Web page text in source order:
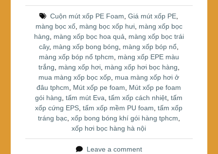
b
o
o
k
st
eCuộn mút xốp PE Foam,Giá mút xốp PE,
màng bọc xố, màng bọc xốp hưi, màng xốp bọc
hàng, màng xốp bọc hoa quả, màng xốp bọc trái
cây, màng xốp bong bóng, màng xốp bóp nổ,
màng xốp bóp nổ tphcm, màng xốp EPE màu
trắng, màng xốp hơi, màng xốp hơi bọc hàng,
mua màng xốp bọc xốp, mua màng xốp hơi ở
đâu tphcm, Mút xốp pe foam, Mút xốp pe foam
gói hàng,tấm mút Eva,tấm xốp cách nhiệt,tấm
xốp cứng EPS,tấm xốp mềm PU foam,tấm xốp
tráng bạc, xốp bong bóng khí gói hàng tphcm,
xốp hơi bọc hàng hà nội
Leave a comment